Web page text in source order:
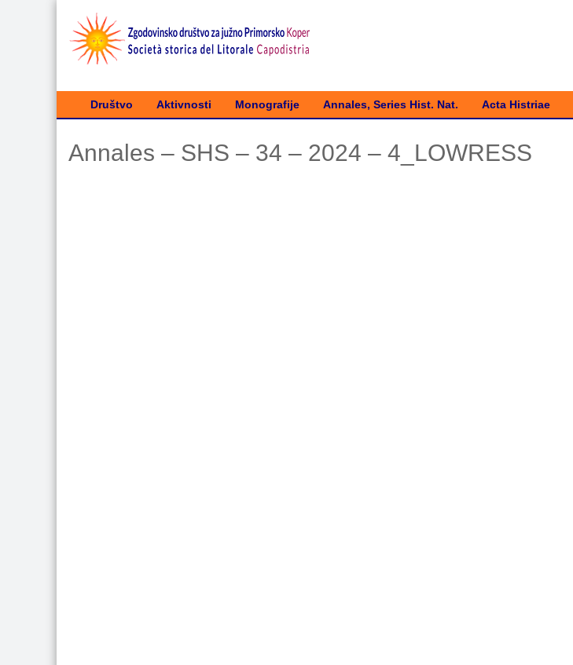
Društvo Aktivnosti Monografije Annales, Series Hist. Nat. Acta Histriae
Annales – SHS – 34 – 2024 – 4_LOWRESS